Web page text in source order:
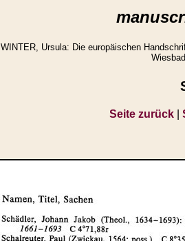
WINTER, Ursula: Die europäischen
Seite zurück|